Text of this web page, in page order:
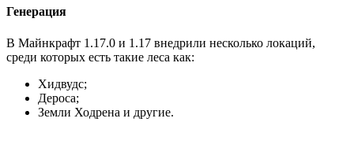
Генерация
В Майнкрафт 1.17.0 и 1.17 внедрили несколько локаций,
среди которых есть такие леса как:
Хидвудс;
Дероса;
Земли Ходрена и другие.